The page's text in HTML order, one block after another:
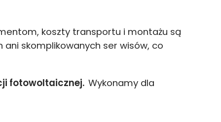
koszty transportu i montażu są
skomplikowanych ser wisów, co
fotowoltaicznej. Wykonamy dla